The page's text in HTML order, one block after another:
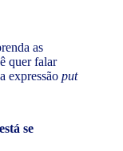
as
quer falar
expressão put
se